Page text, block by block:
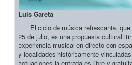
Luis Gareta
El ciclo de música refrescante, que
25 de julio, es una propuesta cultural
experiencia musical en directo con
y localidades históricamente
actuaciones la entrada es libre y